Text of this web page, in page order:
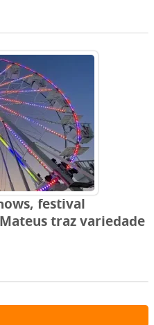
festival
traz variedade